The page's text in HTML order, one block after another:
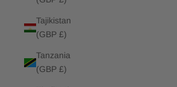
Tajikistan
(GBP £)
Tanzania
(GBP £)